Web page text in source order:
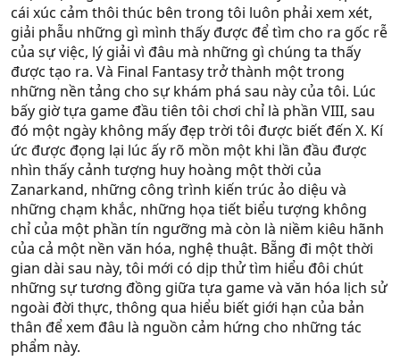
cái xúc cảm thôi thúc bên trong tôi luôn phải xem xét,
giải phẫu những gì mình thấy được để tìm cho ra gốc rễ
của sự việc, lý giải vì đâu mà những gì chúng ta thấy
được tạo ra. Và Final Fantasy trở thành một trong
những nền tảng cho sự khám phá sau này của tôi. Lúc
bấy giờ tựa game đầu tiên tôi chơi chỉ là phần VIII, sau
đó một ngày không mấy đẹp trời tôi được biết đến X. Kí
ức được đọng lại lúc ấy rõ mồn một khi lần đầu được
nhìn thấy cảnh tượng huy hoàng một thời của
Zanarkand, những công trình kiến trúc ảo diệu và
những chạm khắc, những họa tiết biểu tượng không
chỉ của một phần tín ngưỡng mà còn là niềm kiêu hãnh
của cả một nền văn hóa, nghệ thuật. Bẵng đi một thời
gian dài sau này, tôi mới có dịp thử tìm hiểu đôi chút
những sự tương đồng giữa tựa game và văn hóa lịch sử
ngoài đời thực, thông qua hiểu biết giới hạn của bản
thân để xem đâu là nguồn cảm hứng cho những tác
phẩm này.